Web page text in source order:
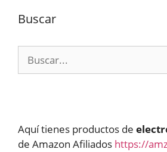
Buscar
Aquí tienes productos de
de Amazon Afiliados https://